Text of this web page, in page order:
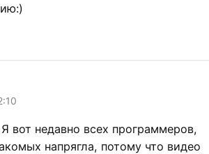
вот недавно всех программеров,
напрягла, потому что видео